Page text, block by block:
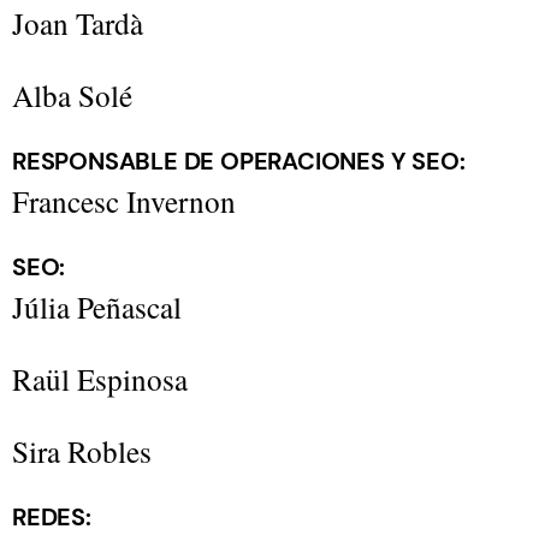
Joan Tardà
Alba Solé
RESPONSABLE DE OPERACIONES Y SEO:
​​​​​Francesc Invernon
SEO:
Júlia Peñascal
Raül Espinosa
Sira Robles
REDES: